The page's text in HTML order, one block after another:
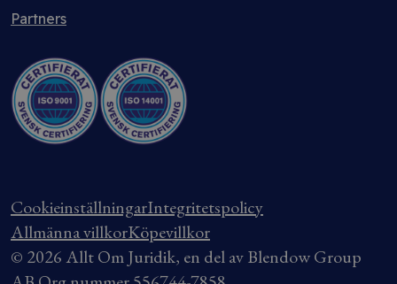
Partners
CookieinställningarIntegritetspolicy
Allmänna villkorKöpevillkor
© 2026 Allt Om Juridik, en del av Blendow Group